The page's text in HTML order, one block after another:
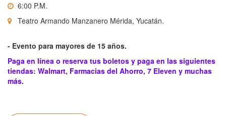
6:00 P.M.
Teatro Armando Manzanero Mérida, Yucatán.
- Evento para mayores de 15 años.
Paga en línea o reserva tus boletos y paga en las siguientes
tiendas: Walmart, Farmacias del Ahorro, 7 Eleven y muchas
más.